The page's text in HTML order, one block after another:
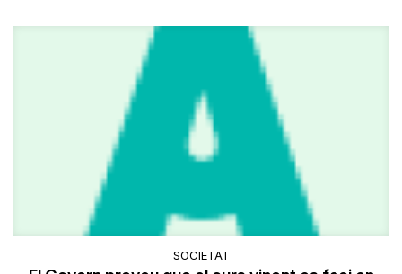
SOCIETAT